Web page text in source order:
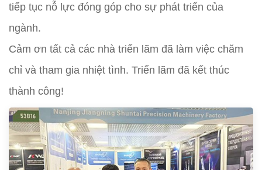
tiếp tục nỗ lực đóng góp cho sự phát triển của
ngành.
Cảm ơn tất cả các nhà triển lãm đã làm việc chăm
chỉ và tham gia nhiệt tình. Triển lãm đã kết thúc
thành công!